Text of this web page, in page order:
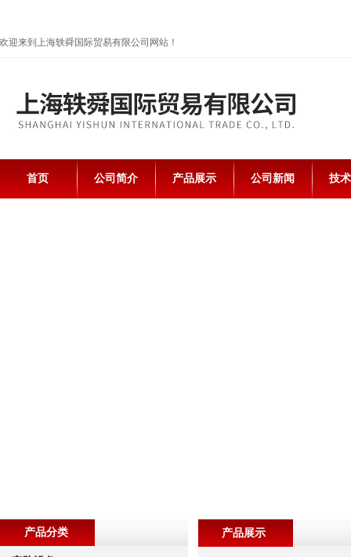
欢迎来到上海轶舜国际贸易有限公司网站！
首页 公司简介 产品展示 公司新闻 技
产品展示
产品分类